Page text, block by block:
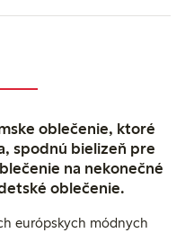
oblečenie, ktoré
spodnú bielizeň pre
na nekonečné
oblečenie.
európskych módnych